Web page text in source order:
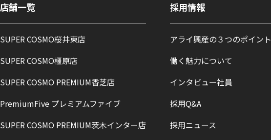
店舗一覧
SUPER COSMO桜井東店
SUPER COSMO橿原店
SUPER COSMO PREMIUM香芝店
PremiumFive プレミアムファイブ
SUPER COSMO PREMIUM茨木インター店
採用情報
アライ興産の３つのポイント
働く魅力について
インタビュー社員
採用Q&A
採用ニュース